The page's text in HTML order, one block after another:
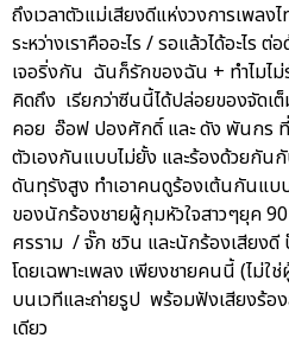
ถึงเวลาตัวแม่เสียงดีแห่งวงการเพล
ระหว่างเราคืออะไร / รอแล้วได้อะไร
เจอริ่งกัน ฉันก็รักของฉัน + ทำไมไ
คิดถึง เรียกว่าซีนนี้ได้ปล่อยของจัด
คอย อ๊อฟ ปองศักดิ์ และ ดัง พันกร
ตัวเองกันแบบไม่ยั้ง และร้องด้วยกัน
ดันทุรังสูง ทำเอาคนดูร้องเต้นกันแ
ของนักร้องชายผู้กุมหัวใจสาวๆยุค
ศรราม / จั๊ก ชวิน และนักร้องเสียง
โดยเฉพาะเพลง เพียงชายคนนี้ (ไม่
บนเวทีและถ่ายรูป พร้อมฟังเสียงร้
เดียว